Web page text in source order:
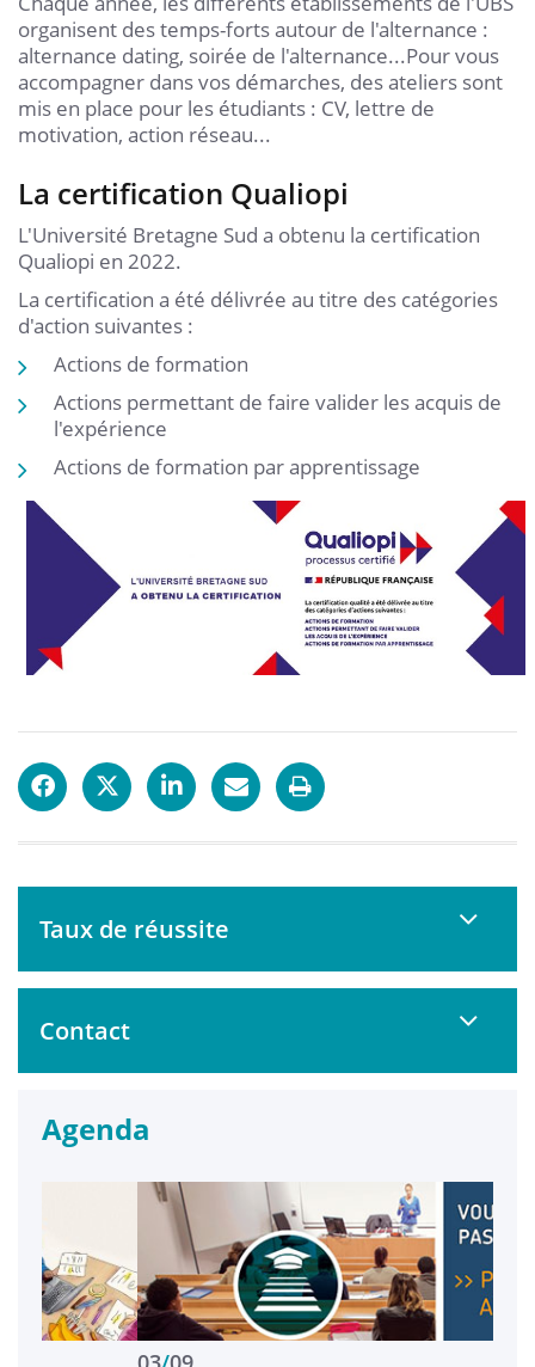
organisent des temps-forts autour de l'alternance :
alternance dating, soirée de l'alternance...Pour vous
accompagner dans vos démarches, des ateliers sont
mis en place pour les étudiants : CV, lettre de
motivation, action réseau...
La certification Qualiopi
L'Université Bretagne Sud a obtenu la certification
Qualiopi en 2022.
La certification a été délivrée au titre des catégories
d'action suivantes :
Actions de formation
Actions permettant de faire valider les acquis de
l'expérience
Actions de formation par apprentissage
Taux de réussite
Contact
Agenda